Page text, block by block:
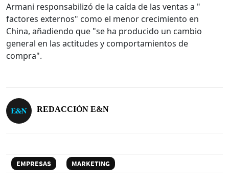
Armani responsabilizó de la caída de las ventas a "
factores externos" como el menor crecimiento en
China, añadiendo que "se ha producido un cambio
general en las actitudes y comportamientos de
compra".
REDACCIÓN E&N
EMPRESAS MARKETING